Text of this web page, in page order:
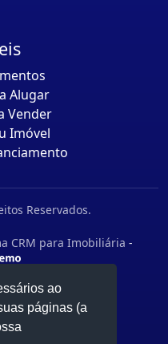
ao
páginas (a
Alugar
Vender
Imóvel
Reservados.
CRM para Imobiliária -